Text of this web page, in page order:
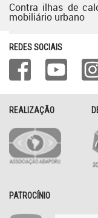
Contra ilhas de
mobiliário urbano
REDES SOCIAIS
REALIZAÇÃO
PATROCÍNIO